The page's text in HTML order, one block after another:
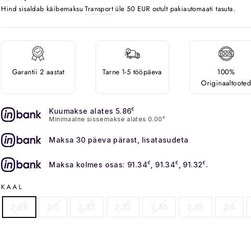
Hind sisaldab käibemaksuTransportüle 50 EUR ostult pakiautomaati tasuta.
Garantii 2 aastat Tarne 1-5 tööpäeva
100%
Originaaltooted
Kuumakse alates 5.86€
Minimaalne sissemakse alates 0.00 €
Maksa 30 päeva pärast, lisatasudeta
Maksa kolmes osas: 91.34€ , 91.34€ , 91.32€ .
KAAL
2.28 2.3 2.32 2.33 2.36 2.39 2.4